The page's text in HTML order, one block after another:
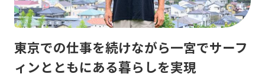
東京での仕事を続けながら一宮でサーフ
ィンとともにある暮らしを実現